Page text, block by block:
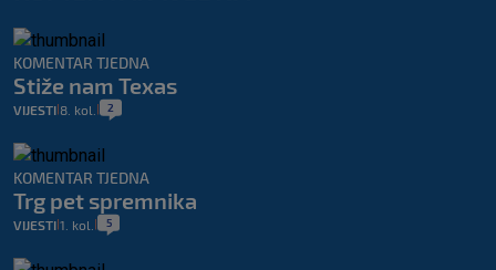
KOMENTAR TJEDNA
Stiže nam Texas
VIJESTI 8. kol. 2
KOMENTAR TJEDNA
Trg pet spremnika
VIJESTI 1. kol. 5